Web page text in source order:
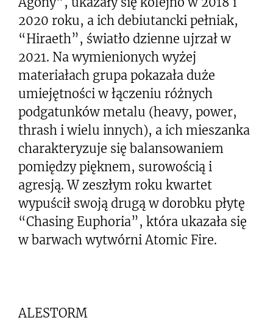
2020 roku, a ich debiutancki pełniak,
“Hiraeth”, światło dzienne ujrzał w
2021. Na wymienionych wyżej
materiałach grupa pokazała duże
umiejętności w łączeniu różnych
podgatunków metalu (heavy, power,
thrash i wielu innych), a ich mieszanka
charakteryzuje się balansowaniem
pomiędzy pięknem, surowością i
agresją. W zeszłym roku kwartet
wypuścił swoją drugą w dorobku płytę
“Chasing Euphoria”, która ukazała się
w barwach wytwórni Atomic Fire.
ALESTORM